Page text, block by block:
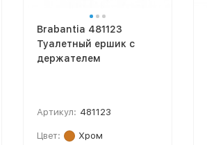
Brabantia 481123
Туалетный ершик с
держателем
Артикул: 481123
Цвет: Хром